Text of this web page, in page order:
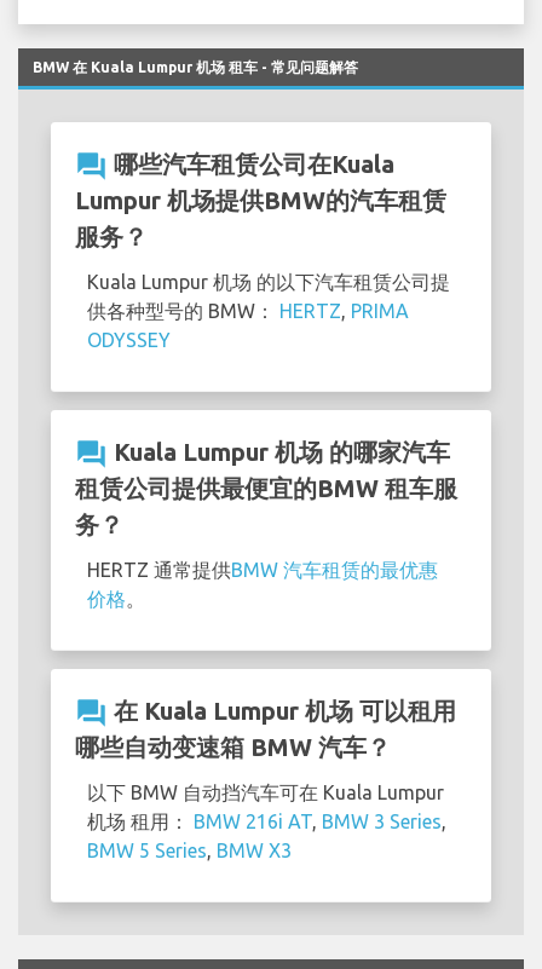
BMW 在 Kuala Lumpur 机场 租车 - 常见问题解答
question_answer 哪些汽车租赁公司在Kuala
Lumpur 机场提供BMW的汽车租赁
服务？
Kuala Lumpur 机场 的以下汽车租赁公司提
供各种型号的 BMW： HERTZ, PRIMA
ODYSSEY
question_answer Kuala Lumpur 机场 的哪家汽车
租赁公司提供最便宜的BMW 租车服
务？
HERTZ 通常提供BMW 汽车租赁的最优惠
价格。
question_answer 在 Kuala Lumpur 机场 可以租用
哪些自动变速箱 BMW 汽车？
以下 BMW 自动挡汽车可在 Kuala Lumpur
机场 租用： BMW 216i AT, BMW 3 Series,
BMW 5 Series, BMW X3